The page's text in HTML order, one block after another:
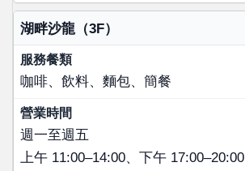
湖畔沙龍（3F）
咖啡、飲料、麵包、簡餐
週一至週五
上午 11:00–14:00、下午 17:00–20:00